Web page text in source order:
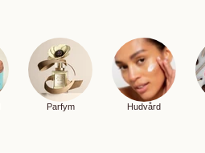
Parfym Hudvård